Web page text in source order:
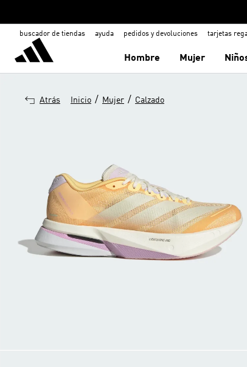
buscador de tiendas ayuda pedidos y devoluciones tarjetas
Hombre Mujer
Atrás Inicio / Mujer / Calzado